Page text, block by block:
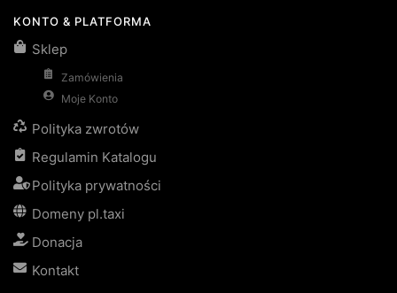
KONTO & PLATFORMA
Sklep
Zamówienia
Moje Konto
Polityka zwrotów
Regulamin Katalogu
Polityka prywatności
Domeny pl.taxi
Donacja
Kontakt